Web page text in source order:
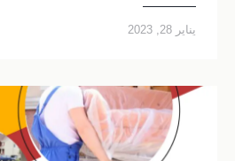
يناير 28, 2023